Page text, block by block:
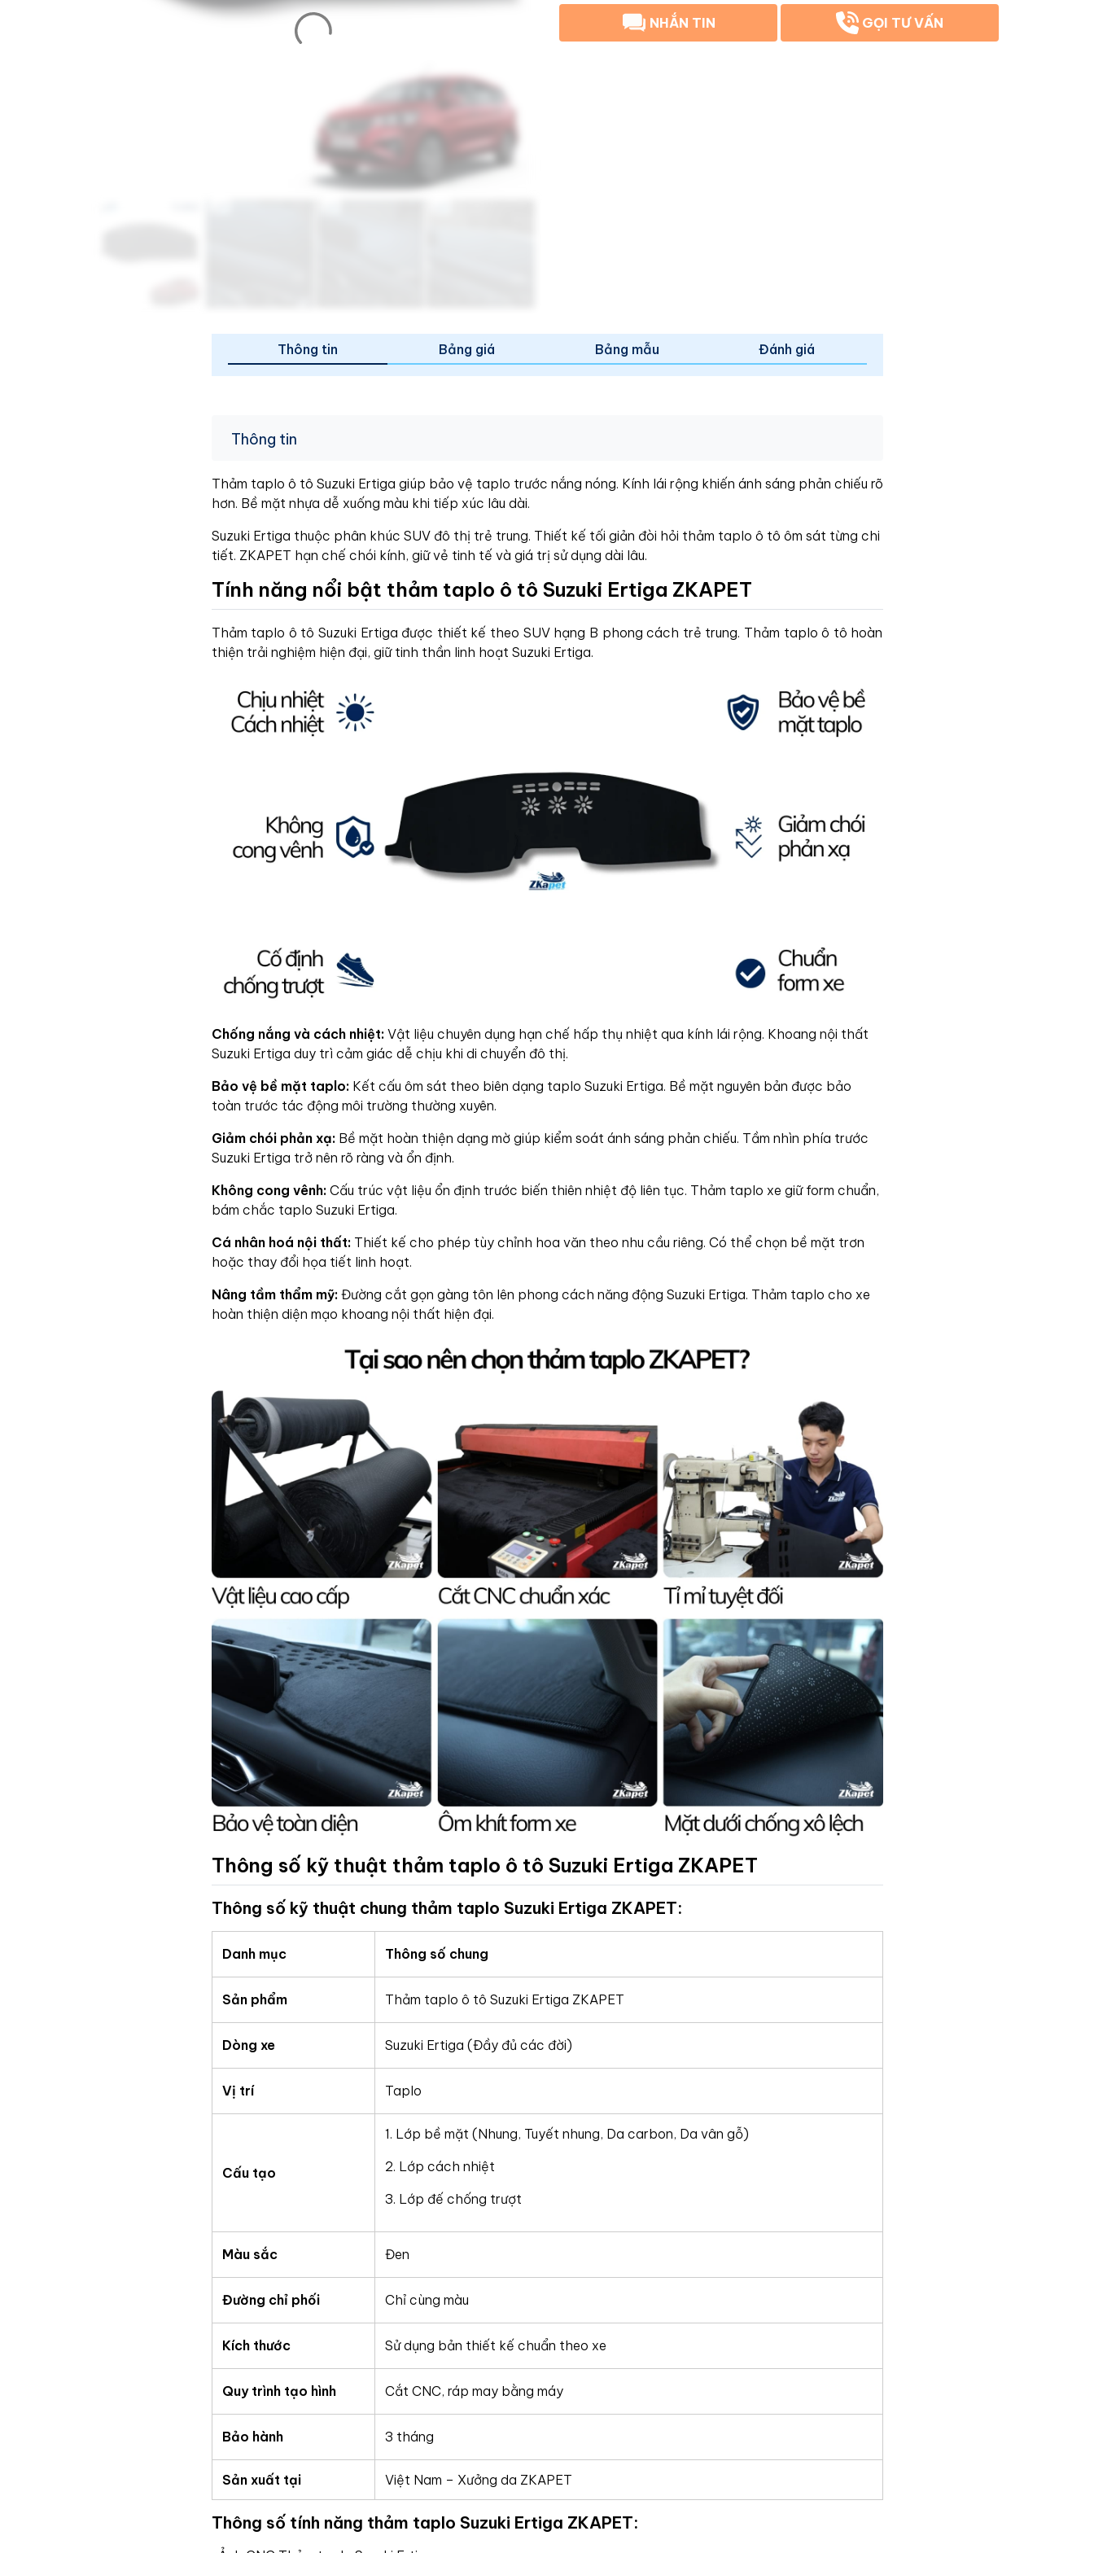
NHẮN TIN GỌI TƯ VẤN
Thông tin Bảng giá Bảng mẫu Đánh giá
Thông tin
Thảm taplo ô tô Suzuki Ertiga giúp bảo vệ taplo trước nắng nóng. Kính lái rộng khiến ánh sáng phản chiếu rõ
hơn. Bề mặt nhựa dễ xuống màu khi tiếp xúc lâu dài.
Suzuki Ertiga thuộc phân khúc SUV đô thị trẻ trung. Thiết kế tối giản đòi hỏi thảm taplo ô tô ôm sát từng chi
tiết. ZKAPET hạn chế chói kính, giữ vẻ tinh tế và giá trị sử dụng dài lâu.
Tính năng nổi bật thảm taplo ô tô Suzuki Ertiga ZKAPET
Thảm taplo ô tô Suzuki Ertiga được thiết kế theo SUV hạng B phong cách trẻ trung. Thảm taplo ô tô hoàn
thiện trải nghiệm hiện đại, giữ tinh thần linh hoạt Suzuki Ertiga.
Chống nắng và cách nhiệt:Vật liệu chuyên dụng hạn chế hấp thụ nhiệt qua kính lái rộng. Khoang nội thất
Suzuki Ertiga duy trì cảm giác dễ chịu khi di chuyển đô thị.
Bảo vệ bề mặt taplo:Kết cấu ôm sát theo biên dạng taplo Suzuki Ertiga. Bề mặt nguyên bản được bảo
toàn trước tác động môi trường thường xuyên.
Giảm chói phản xạ:Bề mặt hoàn thiện dạng mờ giúp kiểm soát ánh sáng phản chiếu. Tầm nhìn phía trước
Suzuki Ertiga trở nên rõ ràng và ổn định.
Không cong vênh:Cấu trúc vật liệu ổn định trước biến thiên nhiệt độ liên tục. Thảm taplo xe giữ form chuẩn,
bám chắc taplo Suzuki Ertiga.
Cá nhân hoá nội thất:Thiết kế cho phép tùy chỉnh hoa văn theo nhu cầu riêng. Có thể chọn bề mặt trơn
hoặc thay đổi họa tiết linh hoạt.
Nâng tầm thẩm mỹ:Đường cắt gọn gàng tôn lên phong cách năng động Suzuki Ertiga. Thảm taplo cho xe
hoàn thiện diện mạo khoang nội thất hiện đại.
Thông số kỹ thuật thảm taplo ô tô Suzuki Ertiga ZKAPET
Thông số kỹ thuật chung thảm taplo Suzuki Ertiga ZKAPET:
Danh mục Thông số chung
Sản phẩm Thảm taplo ô tô Suzuki Ertiga ZKAPET
Dòng xe Suzuki Ertiga (Đầy đủ các đời)
Vị trí Taplo
Cấu tạo
1. Lớp bề mặt (Nhung, Tuyết nhung, Da carbon, Da vân gỗ)
2. Lớp cách nhiệt
3. Lớp đế chống trượt
Màu sắc Đen
Đường chỉ phối Chỉ cùng màu
Kích thước Sử dụng bản thiết kế chuẩn theo xe
Quy trình tạo hình Cắt CNC, ráp may bằng máy
Bảo hành 3 tháng
Sản xuất tại Việt Nam – Xưởng da ZKAPET
Thông số tính năng thảm taplo Suzuki Ertiga ZKAPET: